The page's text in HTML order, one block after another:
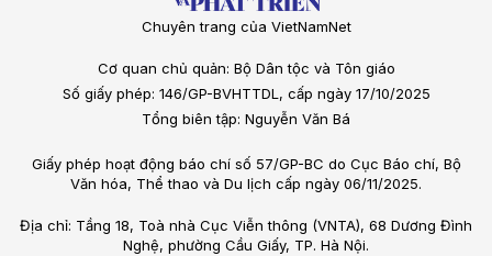
Chuyên trang của VietNamNet
Cơ quan chủ quản: Bộ Dân tộc và Tôn giáo
Số giấy phép: 146/GP-BVHTTDL, cấp ngày 17/10/2025
Tổng biên tập: Nguyễn Văn Bá
Giấy phép hoạt động báo chí số 57/GP-BC do Cục Báo chí, Bộ
Văn hóa, Thể thao và Du lịch cấp ngày 06/11/2025.
Địa chỉ: Tầng 18, Toà nhà Cục Viễn thông (VNTA), 68 Dương Đình
Nghệ, phường Cầu Giấy, TP. Hà Nội.